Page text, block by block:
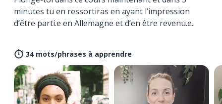
minutes tu en ressortiras en ayant l’impression
d’être parti.e en Allemagne et d’en être revenu.e.
34 mots/phrases à apprendre